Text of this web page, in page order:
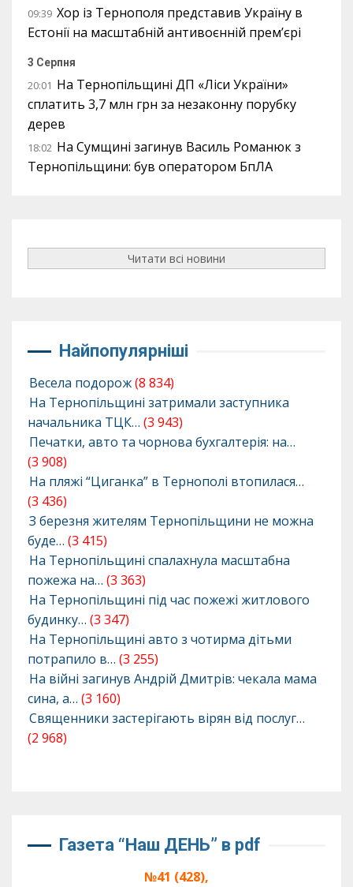
09:39 Хор із Тернополя представив Україну в
Естонії на масштабній антивоєнній прем’єрі
3 Серпня
20:01 На Тернопільщині ДП «Ліси України»
сплатить 3,7 млн грн за незаконну порубку
дерев
18:02 На Сумщині загинув Василь Романюк з
Тернопільщини: був оператором БпЛА
Читати всі новини
Найпопулярніші
Весела подорож(8 834)
На Тернопільщині затримали заступника
начальника ТЦК… (3 943)
Печатки, авто та чорнова бухгалтерія: на…
(3 908)
На пляжі “Циганка” в Тернополі втопилася…
(3 436)
З березня жителям Тернопільщини не можна
буде… (3 415)
На Тернопільщині спалахнула масштабна
пожежа на… (3 363)
На Тернопільщині під час пожежі житлового
будинку… (3 347)
На Тернопільщині авто з чотирма дітьми
потрапило в… (3 255)
На війні загинув Андрій Дмитрів: чекала мама
сина, а… (3 160)
Священники застерігають вірян від послуг…
(2 968)
Газета “Наш ДЕНЬ” в pdf
№41 (428),